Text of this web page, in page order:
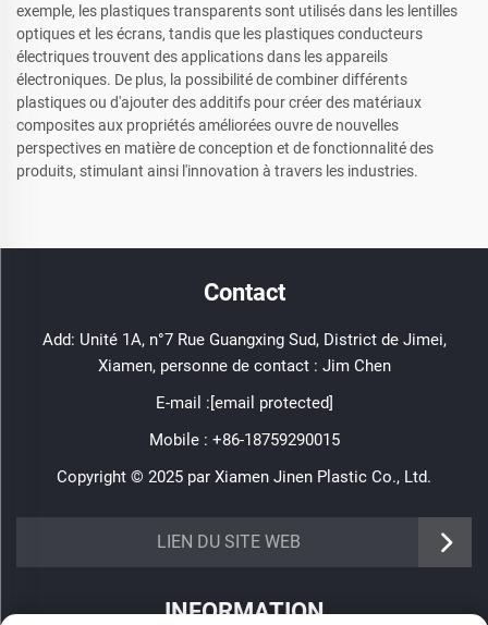
exemple, les plastiques transparents sont utilisés dans les lentilles
optiques et les écrans, tandis que les plastiques conducteurs
électriques trouvent des applications dans les appareils
électroniques. De plus, la possibilité de combiner différents
plastiques ou d'ajouter des additifs pour créer des matériaux
composites aux propriétés améliorées ouvre de nouvelles
perspectives en matière de conception et de fonctionnalité des
produits, stimulant ainsi l'innovation à travers les industries.
Contact
Add: Unité 1A, n°7 Rue Guangxing Sud, District de Jimei,
Xiamen, personne de contact : Jim Chen
E-mail :[email protected]
Mobile : +86-18759290015
Copyright © 2025 par Xiamen Jinen Plastic Co., Ltd.
LIEN DU SITE WEB
https://www.jinenplastic.com/service
INFORMATION